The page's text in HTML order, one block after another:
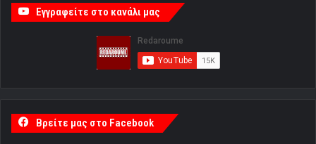
Εγγραφείτε στο κανάλι μας
Βρείτε μας στο Facebook